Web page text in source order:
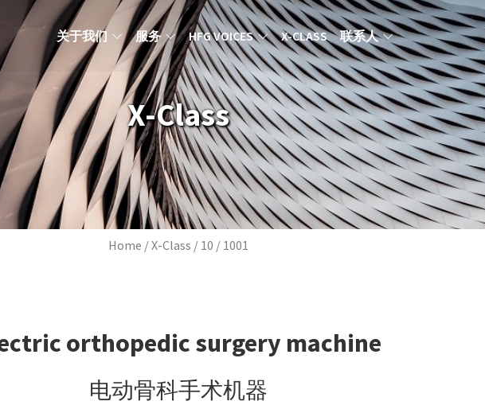
MAIN NAVIGATION ZH
关于我们 服务 HFG VOICES X-CLASS 联系人
X-Class
Breadcrumb
Home X-Class 10 1001
orthopedic surgery machine
电动骨科手术机器